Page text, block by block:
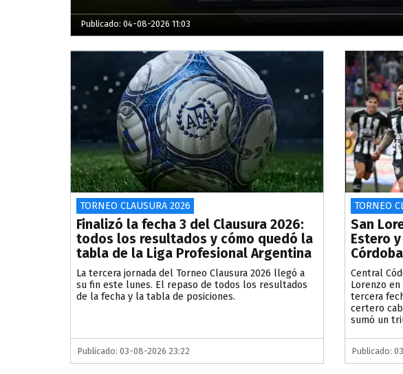
Publicado: 04-08-2026 11:03
TORNEO CLAUSURA 2026
Finalizó la fecha 3 del Clausura 2026:
todos los resultados y cómo quedó la
tabla de la Liga Profesional Argentina
La tercera jornada del Torneo Clausura 2026 llegó a
su fin este lunes. El repaso de todos los resultados
de la fecha y la tabla de posiciones.
Publicado: 03-08-2026 23:22
TORNEO
San
Estero
Córdoba
Central
Lorenzo
tercera
certero
sumó un
Publicado: